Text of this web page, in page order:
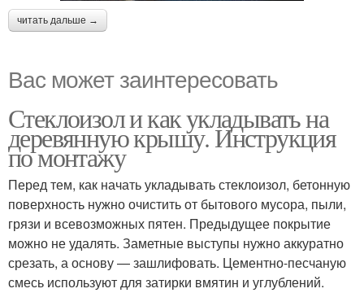
читать дальше →
Вас может заинтересовать
Стеклоизол и как укладывать на
деревянную крышу. Инструкция
по монтажу
Перед тем, как начать укладывать стеклоизол, бетонную
поверхность нужно очистить от бытового мусора, пыли,
грязи и всевозможных пятен. Предыдущее покрытие
можно не удалять. Заметные выступы нужно аккуратно
срезать, а основу — зашлифовать. Цементно-песчаную
смесь используют для затирки вмятин и углублений.